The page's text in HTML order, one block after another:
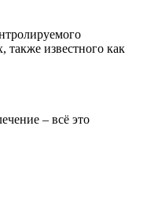
также известного как
– всё это